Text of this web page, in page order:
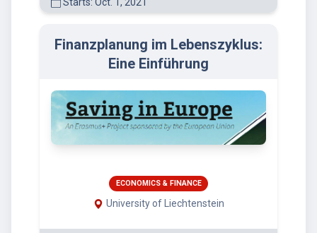
Finanzplanung im Lebenszyklus:
Eine Einführung
ECONOMICS & FINANCE
University of Liechtenstein